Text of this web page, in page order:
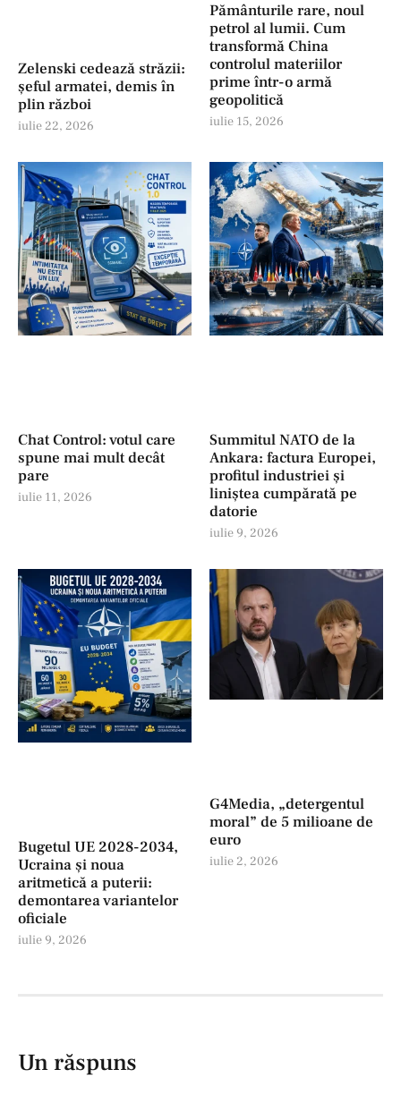
Zelenski cedează străzii:
șeful armatei, demis în
plin război
iulie 22, 2026
Pământurile rare, noul
petrol al lumii. Cum
transformă China
controlul materiilor
prime într-o armă
geopolitică
iulie 15, 2026
Chat Control: votul care
spune mai mult decât
pare
iulie 11, 2026
Summitul NATO de la
Ankara: factura Europei,
profitul industriei şi
liniștea cumpărată pe
datorie
iulie 9, 2026
Bugetul UE 2028-2034,
Ucraina și noua
aritmetică a puterii:
demontarea variantelor
oficiale
iulie 9, 2026
G4Media, „detergentul
moral” de 5 milioane de
euro
iulie 2, 2026
Un răspuns